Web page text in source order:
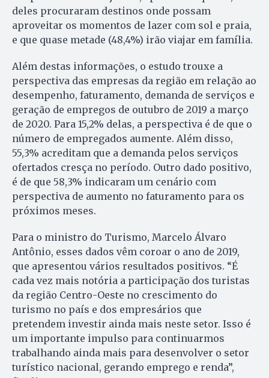
deles procuraram destinos onde possam
aproveitar os momentos de lazer com sol e praia,
e que quase metade (48,4%) irão viajar em família.
Além destas informações, o estudo trouxe a
perspectiva das empresas da região em relação ao
desempenho, faturamento, demanda de serviços e
geração de empregos de outubro de 2019 a março
de 2020. Para 15,2% delas, a perspectiva é de que o
número de empregados aumente. Além disso,
55,3% acreditam que a demanda pelos serviços
ofertados cresça no período. Outro dado positivo,
é de que 58,3% indicaram um cenário com
perspectiva de aumento no faturamento para os
próximos meses.
Para o ministro do Turismo, Marcelo Álvaro
Antônio, esses dados vêm coroar o ano de 2019,
que apresentou vários resultados positivos. “É
cada vez mais notória a participação dos turistas
da região Centro-Oeste no crescimento do
turismo no país e dos empresários que
pretendem investir ainda mais neste setor. Isso é
um importante impulso para continuarmos
trabalhando ainda mais para desenvolver o setor
turístico nacional, gerando emprego e renda”,